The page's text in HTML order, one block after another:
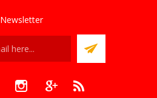
Newsletter